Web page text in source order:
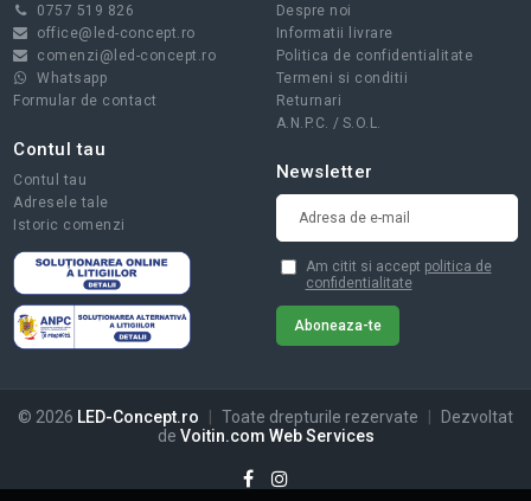
0757 519 826
office@led-concept.ro
comenzi@led-concept.ro
Whatsapp
Formular de contact
Despre noi
Informatii livrare
Politica de confidentialitate
Termeni si conditii
Returnari
A.N.P.C. / S.O.L.
Contul tau
Contul tau
Adresele tale
Istoric comenzi
Newsletter
Am citit si accept politica de
confidentialitate
© 2026 LED-Concept.ro | Toate drepturile rezervate |
Dezvoltat
de Voitin.com Web Services